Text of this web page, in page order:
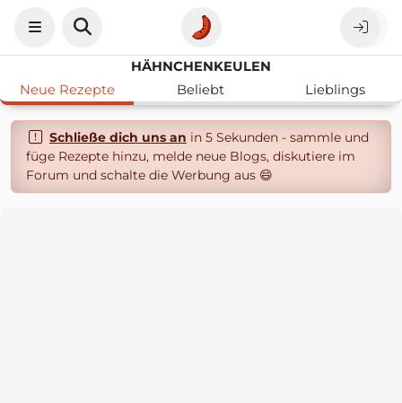
HÄHNCHENKEULEN
Neue Rezepte
Beliebt Lieblings
Schließe dich uns an in 5 Sekunden - sammle und
füge Rezepte hinzu, melde neue Blogs, diskutiere im
Forum und schalte die Werbung aus 😄